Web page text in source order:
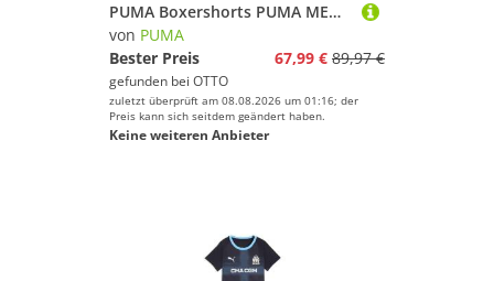
PUMA Boxershorts PUMA MEN EVERYDAY BASIC BOXERS 9P (Spar-Pack, 9-St., 9er-Pack)
von PUMA
Bester Preis
67,99 € 89,97 €
gefunden bei OTTO
zuletzt überprüft am 08.08.2026 um 01:16; der
Preis kann sich seitdem geändert haben.
Keine weiteren Anbieter